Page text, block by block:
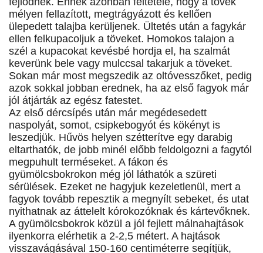
mélyen fellazított, megtrágyázott és kellően
ülepedett talajba kerüljenek. Ültetés után a fagykár
ellen felkupacoljuk a töveket. Homokos talajon a
szél a kupacokat kevésbé hordja el, ha szalmát
keverünk bele vagy mulccsal takarjuk a töveket.
Sokan már most megszedik az oltóvesszőket, pedig
azok sokkal jobban erednek, ha az első fagyok már
jól átjárták az egész fatestet.
Az első dércsípés után már megédesedett
naspolyát, somot, csipkebogyót és kökényt is
leszedjük. Hűvös helyen szétterítve egy darabig
eltarthatók, de jobb minél előbb feldolgozni a fagytól
megpuhult terméseket. A fákon és
gyümölcsbokrokon még jól láthatók a szüreti
sérülések. Ezeket ne hagyjuk kezeletlenül, mert a
fagyok tovább repesztik a megnyílt sebeket, és utat
nyithatnak az áttelelt kórokozóknak és kártevőknek.
A gyümölcsbokrok közül a jól fejlett málnahajtások
ilyenkorra elérhetik a 2-2,5 métert. A hajtások
visszavágásával 150-160 centiméterre segítjük,